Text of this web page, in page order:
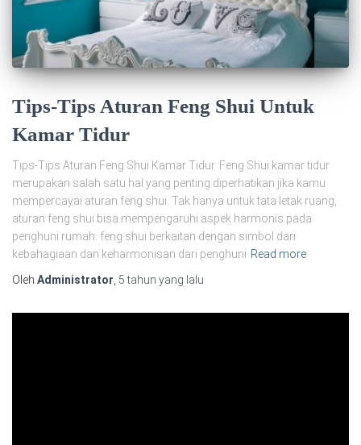
Tips-Tips Aturan Feng Shui Untuk
Kamar Tidur
Tips-Tips Aturan Feng Shui Kamar Tidur. Feng Shui kamar tidur
merupakan salah satu hal yang penting diperhatikan jika kamu
mempercayai aturan feng shui. Tak hanya untuk tata letak ruang,
aturan feng shui bisa mempengaruhi aspek harmonis pada
penghuni rumah. feng shui berkaitan dengan simbol dari
kebahagiaan dan keharmonisan dari penghuni Read more
Oleh Administrator 5 tahun yang lalu